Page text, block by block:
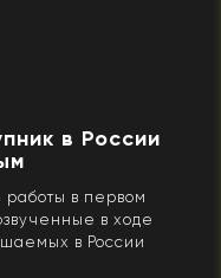
в России
работы в первом
в ходе
в России